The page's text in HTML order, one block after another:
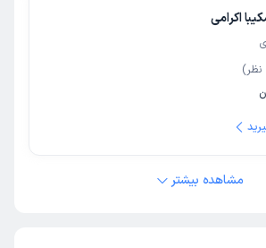
اکرامی
نظر)
مشاهده بیشتر